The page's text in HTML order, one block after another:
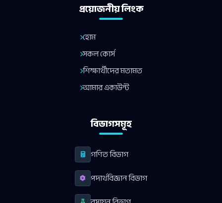
প্রয়োজনীয় লিংক
হোম
সকল কোর্স
শিক্ষার্থীদের মতামত
আমার একাউন্ট
বিভাগসমূহ
গণিত বিভাগ
পদার্থবিজ্ঞান বিভাগ